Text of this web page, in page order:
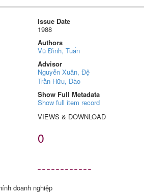
Issue Date
1988
Authors
Vũ Đình, Tuấn
Advisor
Nguyễn Xuân, Đệ
Trần Hữu, Dào
Show Full Metadata
Show full item record
VIEWS & DOWNLOAD
0
doanh nghiệp